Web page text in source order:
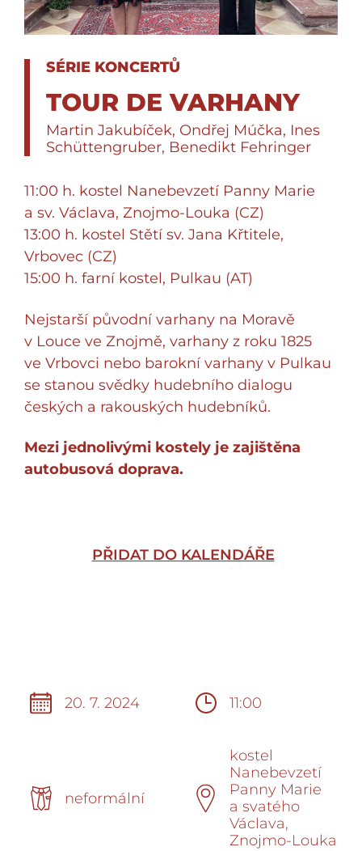
SÉRIE KONCERTŮ
TOUR DE VARHANY
Martin Jakubíček, Ondřej Múčka, Ines
Schüttengruber, Benedikt Fehringer
11:00 h. kostel Nanebevzetí Panny Marie
a sv. Václava, Znojmo-Louka (CZ)
13:00 h. kostel Stětí sv. Jana Křtitele,
Vrbovec (CZ)
15:00 h. farní kostel, Pulkau (AT)
Nejstarší původní varhany na Moravě
v Louce ve Znojmě, varhany z roku 1825
ve Vrbovci nebo barokní varhany v Pulkau
se stanou svědky hudebního dialogu
českých a rakouských hudebníků.
Mezi jednolivými kostely je zajištěna
autobusová doprava.
PŘIDAT DO KALENDÁŘE
20. 7. 2024 11:00
neformální
kostel
Nanebevzetí
Panny Marie
a svatého
Václava,
Znojmo-Louka